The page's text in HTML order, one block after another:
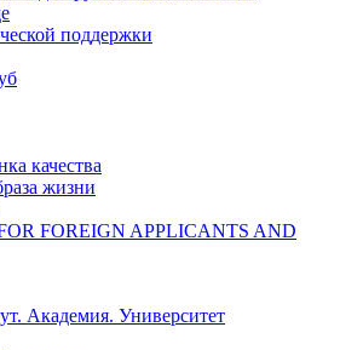
поддержки
качества
жизни
FOREIGN APPLICANTS AND
Академия. Университет